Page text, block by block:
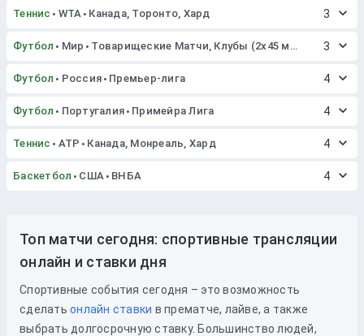
Теннис WTA Канада, Торонто, Хард 3
Футбол Мир Товарищеские Матчи, Клубы (2x45 мин. или 2x40 мин.) 3
Футбол Россия Премьер-лига 4
Футбол Португалия Примейра Лига 4
Теннис ATP Канада, Монреаль, Хард 4
Баскетбол США ВНБА 4
Топ матчи сегодня: спортивные трансляции
онлайн и ставки дня
Спортивные события сегодня – это возможность
сделать онлайн ставки в прематче, лайве, а также
выбрать долгосрочную ставку. Большинство людей,